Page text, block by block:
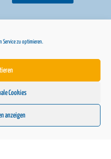
Service zu optimieren.
Cookies
anzeigen